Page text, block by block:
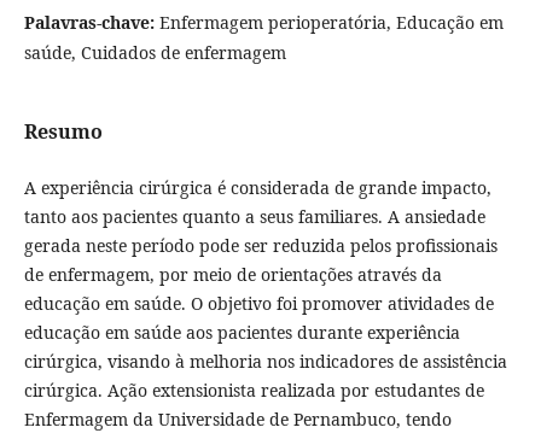
Palavras-chave: Enfermagem perioperatória, Educação em
saúde, Cuidados de enfermagem
Resumo
A experiência cirúrgica é considerada de grande impacto,
tanto aos pacientes quanto a seus familiares. A ansiedade
gerada neste período pode ser reduzida pelos profissionais
de enfermagem, por meio de orientações através da
educação em saúde. O objetivo foi promover atividades de
educação em saúde aos pacientes durante experiência
cirúrgica, visando à melhoria nos indicadores de assistência
cirúrgica. Ação extensionista realizada por estudantes de
Enfermagem da Universidade de Pernambuco, tendo